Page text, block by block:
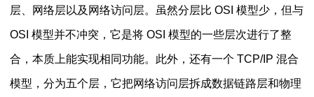
层、网络层以及网络访问层。虽然分层比 OSI 模型少，但与
OSI 模型并不冲突，它是将 OSI 模型的一些层次进行了整
合，本质上能实现相同功能。此外，还有一个 TCP/IP 混合
模型，分为五个层，它把网络访问层拆成数据链路层和物理